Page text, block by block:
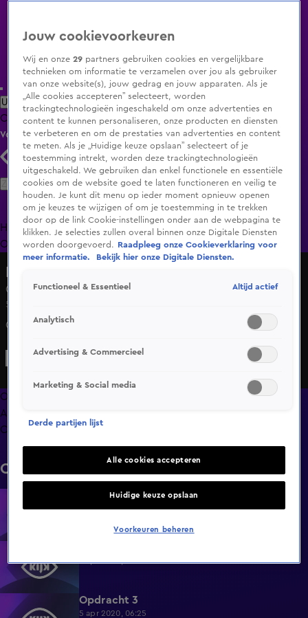
Uitzending Gemist Populaire programma's Zenders Genres
ClipsFilmsRadioSmart TV inlogShop
Volg KIJK
Zoeken
HomeUitzending Gemist Programma's De Bondgenoten
OranjezomerLivestreamsShop
Opdracht 4
5 apr 2020, 06:25
Opdracht 4
Overzicht
Afleveringen
Clips
Clips
Opdracht 8
5 apr 2020, 06:25
5 apr 2020, 06:25
5:39 Opdracht 3
5 apr 2020, 06:25
Jouw cookievoorkeuren
Wij en onze29 partners gebruiken cookies en vergelijkbare
technieken om informatie te verzamelen over jou als gebruiker
van onze website(s), jouw gedrag en jouw apparaten. Als je
„Alle cookies accepteren” selecteert, worden
trackingtechnologieën ingeschakeld om onze advertenties en
content te kunnen personaliseren, onze producten en diensten
te verbeteren en om de prestaties van advertenties en content
te meten. Als je „Huidige keuze opslaan” selecteert of je
toestemming intrekt, worden deze trackingtechnologieën
uitgeschakeld. We gebruiken dan enkel functionele en essentiële
cookies om de website goed te laten functioneren en veilig te
houden. Je kunt dit menu op ieder moment opnieuw openen
om je keuzes te wijzigen of om je toestemming in te trekken
door op de link Cookie-instellingen onder aan de webpagina te
klikken. Je selecties zullen overal binnen onze Digitale Diensten
worden doorgevoerd.
Raadpleeg onze Cookieverklaring voor
meer informatie.
Bekijk hier onze Digitale Diensten.
Functioneel & Essentieel Altijd actief
Analytisch
Advertising & Commercieel
Marketing & Social media
Derde partijen lijst
Alle cookies accepteren
Huidige keuze opslaan
Voorkeuren beheren